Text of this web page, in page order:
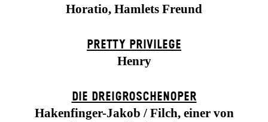
Horatio, Hamlets Freund
PRETTY PRIVILEGE
Henry
DIE DREI­GROSCHEN­OPER
Hakenfinger-Jakob / Filch, einer von